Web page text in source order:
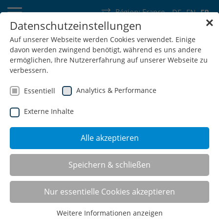
DE EN FR
Région: France
Allemagne Suisse Autriche Belgique Luxembourg
Pays-Bas Wallonie
SHOP
Postes de mesure, d’essai et
pour ordinateur
✕
Datenschutzeinstellungen
Auf unserer Webseite werden Cookies verwendet. Einige
davon werden zwingend benötigt, während es uns andere
ermöglichen, Ihre Nutzererfahrung auf unserer Webseite zu
verbessern.
Essentiell Analytics & Performance
Externe Inhalte
Alle akzeptieren
Speichern & schließen
Nur essentielle Cookies akzeptieren
Weitere Informationen anzeigen